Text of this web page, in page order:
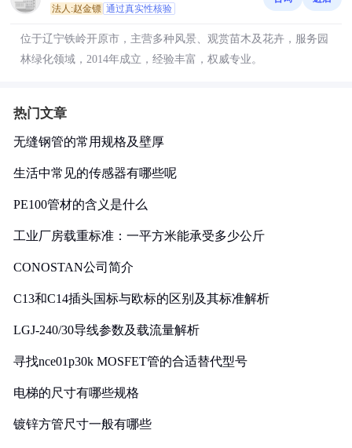
法人:赵金镖 通过真实性核验
位于辽宁铁岭开原市，主营多种风景、观赏苗木及花卉，服务园
林绿化领域，2014年成立，经验丰富，权威专业。
热门文章
无缝钢管的常用规格及壁厚
生活中常见的传感器有哪些呢
PE100管材的含义是什么
工业厂房载重标准：一平方米能承受多少公斤
CONOSTAN公司简介
C13和C14插头国标与欧标的区别及其标准解析
LGJ-240/30导线参数及载流量解析
寻找nce01p30k MOSFET管的合适替代型号
电梯的尺寸有哪些规格
镀锌方管尺寸一般有哪些